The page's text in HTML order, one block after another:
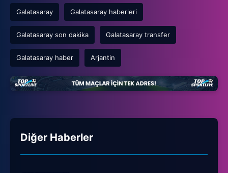
Galatasaray Galatasaray haberleri
Galatasaray son dakika Galatasaray transfer
Galatasaray haber Arjantin
Diğer Haberler